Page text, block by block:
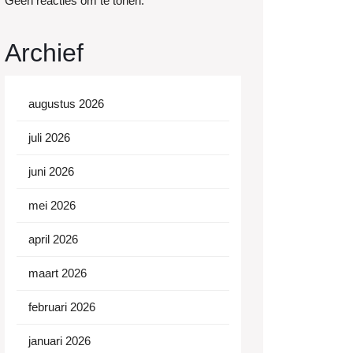
Archief
augustus 2026
juli 2026
juni 2026
mei 2026
april 2026
maart 2026
februari 2026
januari 2026